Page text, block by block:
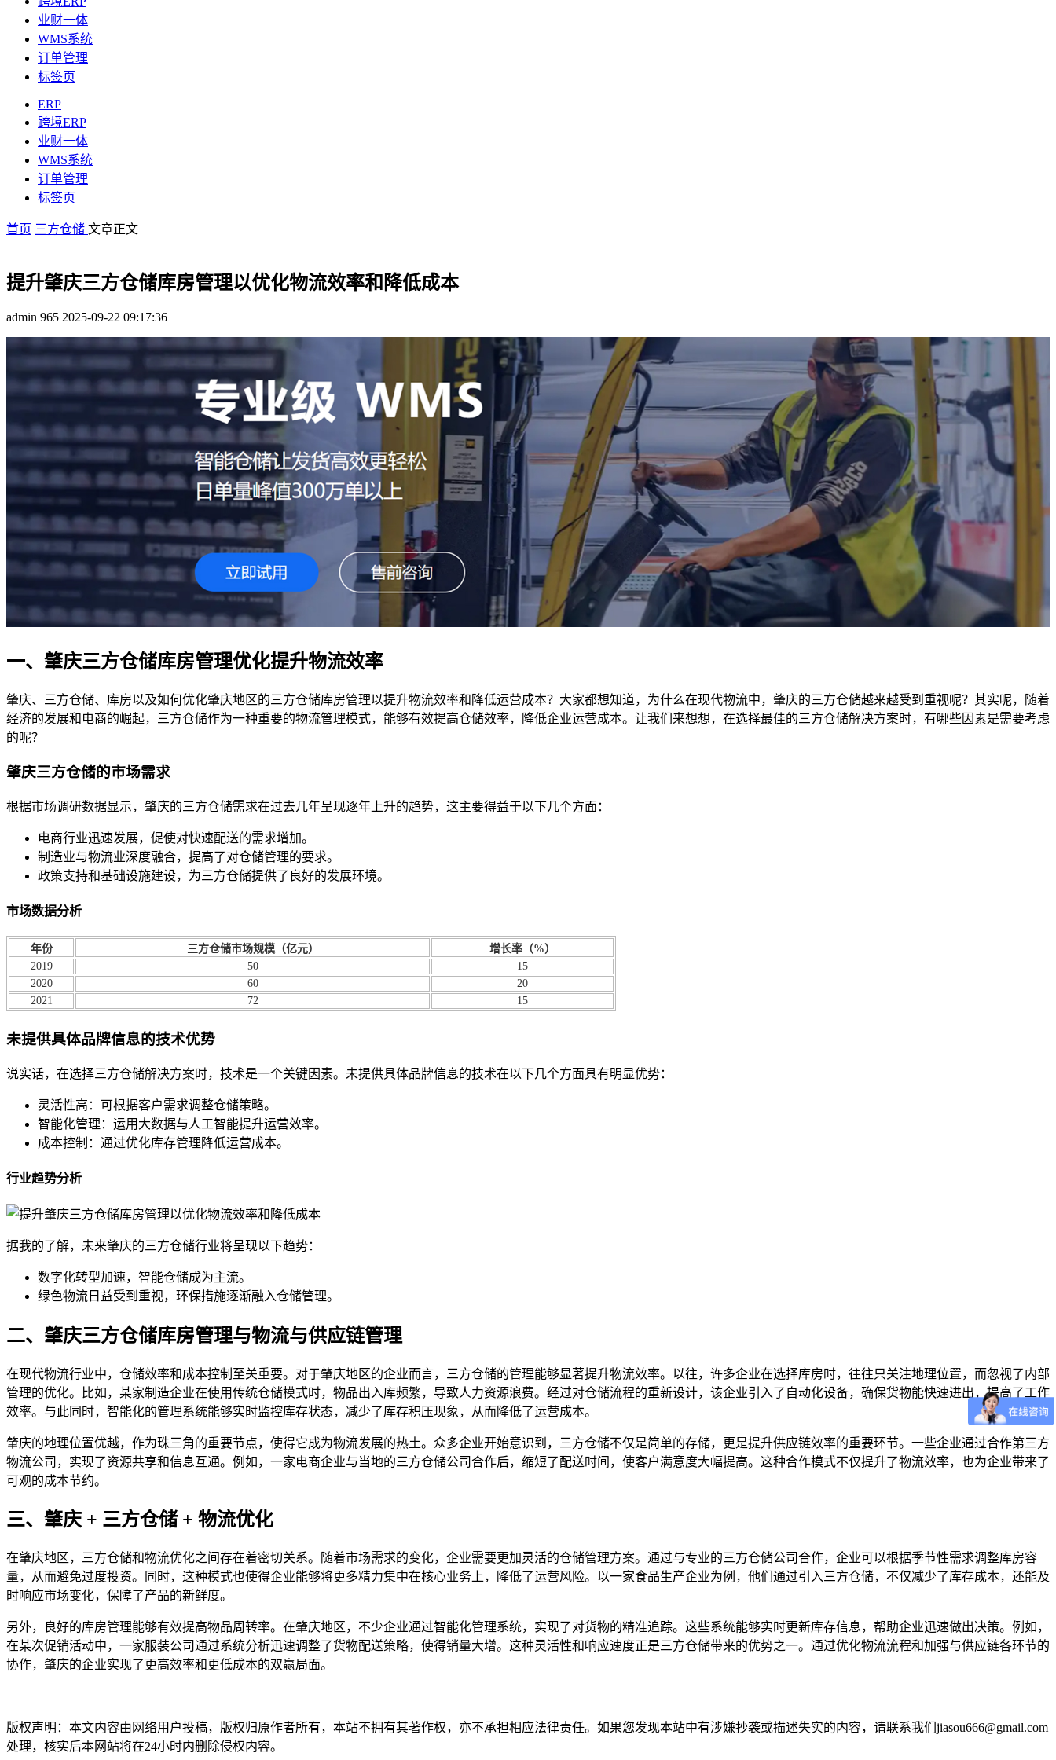
业财一体
WMS系统
订单管理
标签页
ERP
跨境ERP
业财一体
WMS系统
订单管理
标签页
首页 三方仓储 文章正文
提升肇庆三方仓储库房管理以优化物流效率和降低成本
admin 965 2025-09-22 09:17:36
一、肇庆三方仓储库房管理优化提升物流效率
肇庆、三方仓储、库房以及如何优化肇庆地区的三方仓储库房管理以提升物流效率和降低运营成本？大家都想知道，为什么在现代物流中，肇庆的三方仓储越来越受到重视呢？其实呢，随着
经济的发展和电商的崛起，三方仓储作为一种重要的物流管理模式，能够有效提高仓储效率，降低企业运营成本。让我们来想想，在选择最佳的三方仓储解决方案时，有哪些因素是需要考虑
的呢？
肇庆三方仓储的市场需求
根据市场调研数据显示，肇庆的三方仓储需求在过去几年呈现逐年上升的趋势，这主要得益于以下几个方面：
电商行业迅速发展，促使对快速配送的需求增加。
制造业与物流业深度融合，提高了对仓储管理的要求。
政策支持和基础设施建设，为三方仓储提供了良好的发展环境。
市场数据分析
年份 三方仓储市场规模（亿元）
增长率（%）
2019
50
15
2020
60
20
2021
72 15
未提供具体品牌信息的技术优势
说实话，在选择三方仓储解决方案时，技术是一个关键因素。未提供具体品牌信息的技术在以下几个方面具有明显优势：
灵活性高：可根据客户需求调整仓储策略。
智能化管理：运用大数据与人工智能提升运营效率。
成本控制：通过优化库存管理降低运营成本。
行业趋势分析
据我的了解，未来肇庆的三方仓储行业将呈现以下趋势：
数字化转型加速，智能仓储成为主流。
绿色物流日益受到重视，环保措施逐渐融入仓储管理。
二、肇庆三方仓储库房管理与物流与供应链管理
在现代物流行业中，仓储效率和成本控制至关重要。对于肇庆地区的企业而言，三方仓储的管理能够显著提升物流效率。以往，许多企业在选择库房时，往往只关注地理位置，而忽视了内部
管理的优化。比如，某家制造企业在使用传统仓储模式时，物品出入库频繁，导致人力资源浪费。经过对仓储流程的重新设计，该企业引入了自动化设备，确保货物能快速进出，提高了工作
效率。与此同时，智能化的管理系统能够实时监控库存状态，减少了库存积压现象，从而降低了运营成本。
肇庆的地理位置优越，作为珠三角的重要节点，使得它成为物流发展的热土。众多企业开始意识到，三方仓储不仅是简单的存储，更是提升供应链效率的重要环节。一些企业通过合作第三方
物流公司，实现了资源共享和信息互通。例如，一家电商企业与当地的三方仓储公司合作后，缩短了配送时间，使客户满意度大幅提高。这种合作模式不仅提升了物流效率，也为企业带来了
可观的成本节约。
三、肇庆 + 三方仓储 + 物流优化
在肇庆地区，三方仓储和物流优化之间存在着密切关系。随着市场需求的变化，企业需要更加灵活的仓储管理方案。通过与专业的三方仓储公司合作，企业可以根据季节性需求调整库房容
量，从而避免过度投资。同时，这种模式也使得企业能够将更多精力集中在核心业务上，降低了运营风险。以一家食品生产企业为例，他们通过引入三方仓储，不仅减少了库存成本，还能及
时响应市场变化，保障了产品的新鲜度。
另外，良好的库房管理能够有效提高物品周转率。在肇庆地区，不少企业通过智能化管理系统，实现了对货物的精准追踪。这些系统能够实时更新库存信息，帮助企业迅速做出决策。例如，
在某次促销活动中，一家服装公司通过系统分析迅速调整了货物配送策略，使得销量大增。这种灵活性和响应速度正是三方仓储带来的优势之一。通过优化物流流程和加强与供应链各环节的
协作，肇庆的企业实现了更高效率和更低成本的双赢局面。
版权声明：本文内容由网络用户投稿，版权归原作者所有，本站不拥有其著作权，亦不承担相应法律责任。如果您发现本站中有涉嫌抄袭或描述失实的内容，请联系我们jiasou666@gmail.com
处理，核实后本网站将在24小时内删除侵权内容。